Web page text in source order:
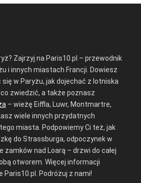
Zajrzyj na Paris10.pl – przewodnik
i innych miastach Francji. Dowiesz
w Paryżu, jak dojechać z lotniska
zwiedzić, a także poznasz
– wieżę Eiffla, Luwr, Montmartre,
wiele innych przydatnych
miasta. Podpowiemy Ci też, jak
do Strassburga, odpoczynek w
zamków nad Loarą – drzwi do całej
otworem. Więcej informacji
Paris10.pl. Podróżuj z nami!